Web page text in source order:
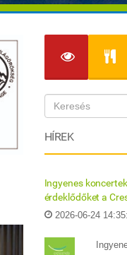
HÍREK
Ingyenes
érdeklődőket a
2026-06-24